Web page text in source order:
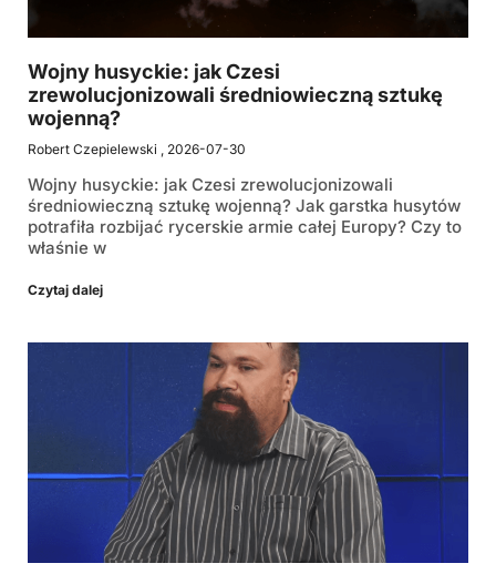
Wojny husyckie: jak Czesi
zrewolucjonizowali średniowieczną sztukę
wojenną?
Robert Czepielewski 2026-07-30
Wojny husyckie: jak Czesi zrewolucjonizowali
średniowieczną sztukę wojenną? Jak garstka husytów
potrafiła rozbijać rycerskie armie całej Europy? Czy to
właśnie w
Czytaj dalej